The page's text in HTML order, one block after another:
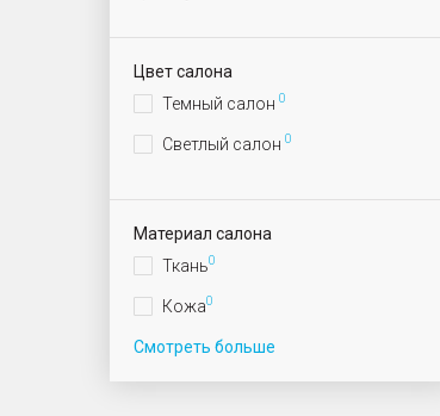
Цвет салона
Темный салон 0
Светлый салон 0
Материал салона
Ткань0
Кожа0
Смотреть больше